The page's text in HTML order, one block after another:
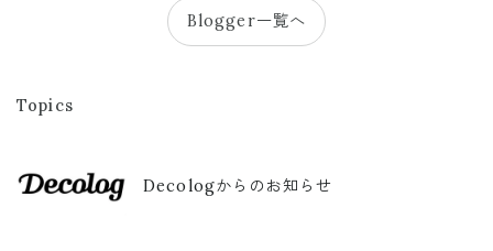
Blogger一覧へ
Topics
Decologからのお知らせ